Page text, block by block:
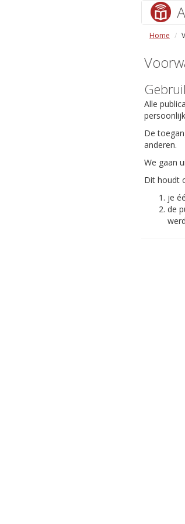
Home
Alle
De
anderen.
We gaan
Dit houdt
je
de